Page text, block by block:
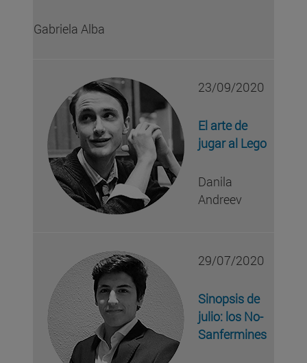
Gabriela Alba
23/09/2020
El arte de
jugar al Lego
Danila
Andreev
29/07/2020
Sinopsis de
julio: los No-
Sanfermines